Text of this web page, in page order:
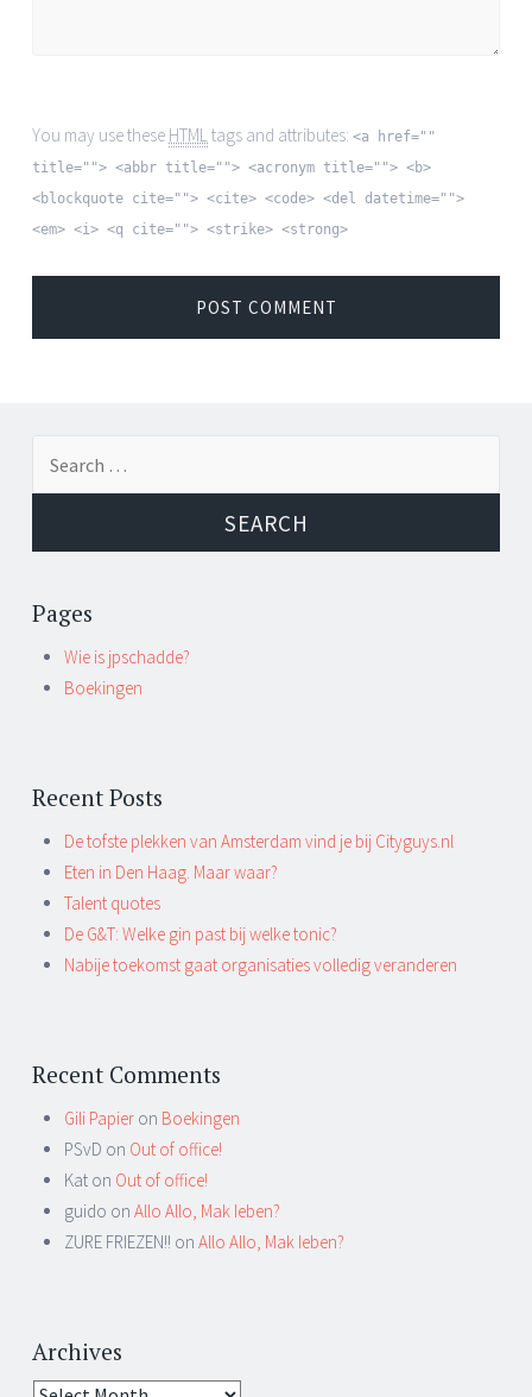
You may use these HTMLtags and attributes: <a href=""
title=""> <abbr title=""> <acronym title=""> <b>
<blockquote cite=""> <cite> <code> <del datetime="">
<em> <i> <q cite=""> <strike> <strong>
Pages
Wie is jpschadde?
Boekingen
Recent Posts
De tofste plekken van Amsterdam vind je bij Cityguys.nl
Eten in Den Haag. Maar waar?
Talent quotes
De G&T: Welke gin past bij welke tonic?
Nabije toekomst gaat organisaties volledig veranderen
Recent Comments
Gili Papier on Boekingen
PSvD on Out of office!
Kat on Out of office!
guido on Allo Allo, Mak Ieben?
ZURE FRIEZEN!! on Allo Allo, Mak Ieben?
Archives